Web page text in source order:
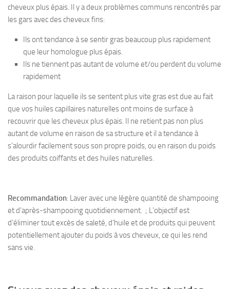
cheveux plus épais. Il y a deux problèmes communs rencontrés par
les gars avec des cheveux fins:
Ils ont tendance à se sentir gras beaucoup plus rapidement
que leur homologue plus épais.
Ils ne tiennent pas autant de volume et/ou perdent du volume
rapidement
La raison pour laquelle ils se sentent plus vite gras est due au fait
que vos huiles capillaires naturelles ont moins de surface à
recouvrir que les cheveux plus épais. Il ne retient pas non plus
autant de volume en raison de sa structure et il a tendance à
s’alourdir facilement sous son propre poids, ou en raison du poids
des produits coiffants et des huiles naturelles.
Recommandation: Laver avec une légère quantité de shampooing
et d’après-shampooing quotidiennement. ; L’objectif est
d’éliminer tout excès de saleté, d’huile et de produits qui peuvent
potentiellement ajouter du poids à vos cheveux, ce qui les rend
sans vie.